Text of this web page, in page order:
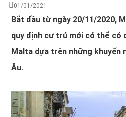
01/01/2021
Bắt đầu từ ngày 20/11/2020,
quy định cư trú mới có thể có
Malta dựa trên những khuyến
Âu.